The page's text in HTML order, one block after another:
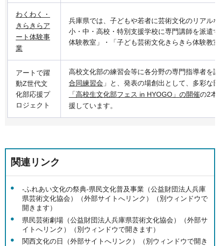
わくわく・
きらきらア
ート体験事
業
兵庫県では、子どもや若者に芸術文化のリアル
小・中・高校・特別支援学校に専門講師を派遣
体験教室」・「子ども芸術文化きらきら体験教
アートで躍
動Z世代文
化部応援プ
ロジェクト
高校文化部の練習会等に各分野の専門指導者を
合同練習会 」と、発表の場創出として、多彩な
「高校生文化部フェス in HYOGO」の開催の2本
援しています。
関連リンク
-ふれあい文化の祭典-県民文化普及事業（公益財団法人兵庫
県芸術文化協会）（外部サイトへリンク）（別ウィンドウで
開きます）
県民芸術劇場（公益財団法人兵庫県芸術文化協会）（外部サ
イトへリンク）（別ウィンドウで開きます）
関西文化の日（外部サイトへリンク）（別ウィンドウで開き